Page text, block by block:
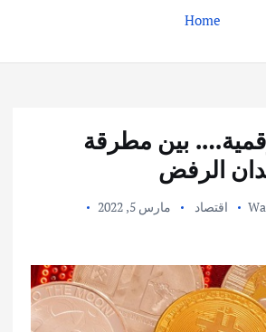
Home
بين مطرقة
الرفض
اقتصاد
مارس 5, 2022